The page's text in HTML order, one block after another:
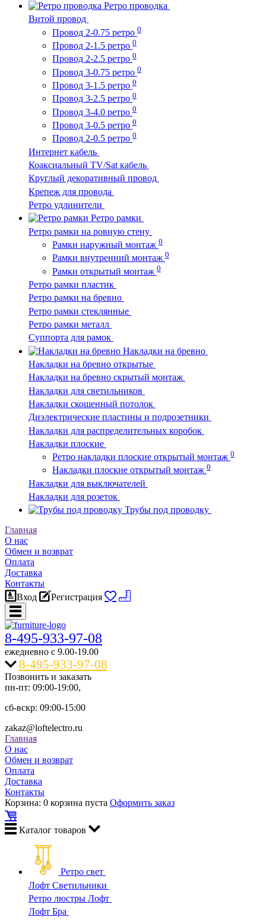
Ретро проводка
Витой провод
Провод 2-0.75 ретро 0
Провод 2-1.5 ретро 0
Провод 2-2.5 ретро 0
Провод 3-0.75 ретро 0
Провод 3-1.5 ретро 0
Провод 3-2.5 ретро 0
Провод 3-4.0 ретро 0
Провод 3-0.5 ретро 0
Провод 2-0.5 ретро 0
Интернет кабель
Коаксиальный TV/Sat кабель
Круглый декоративный провод
Крепеж для провода
Ретро удлинители
Ретро рамки
Ретро рамки на ровную стену
Рамки наружный монтаж 0
Рамки внутренний монтаж 0
Рамки открытый монтаж 0
Ретро рамки пластик
Ретро рамки на бревно
Ретро рамки стеклянные
Ретро рамки металл
Суппорта для рамок
Накладки на бревно
Накладки на бревно открытые
Накладки на бревно скрытый монтаж
Накладки для светильников
Накладки скошенный потолок
Диэлектрические пластины и подрозетники
Накладки для распределительных коробок
Накладки плоские
Ретро накладки плоские открытый монтаж 0
Накладки плоские открытый монтаж 0
Накладки для выключателей
Накладки для розеток
Трубы под проводку
Главная
О нас
Обмен и возврат
Оплата
Доставка
Контакты
Вход
Регистрация
8-495-933-97-08
ежедневно c 9.00-19.00
8-495-933-97-08
Позвонить и заказать
пн-пт: 09:00-19:00,
сб-вскр: 09:00-15:00
zakaz@loftelectro.ru
Главная
О нас
Обмен и возврат
Оплата
Доставка
Контакты
Корзина: 0 корзина пуста Оформить заказ
Каталог товаров
Ретро свет
Лофт Светильники
Ретро люстры Лофт
Лофт Бра